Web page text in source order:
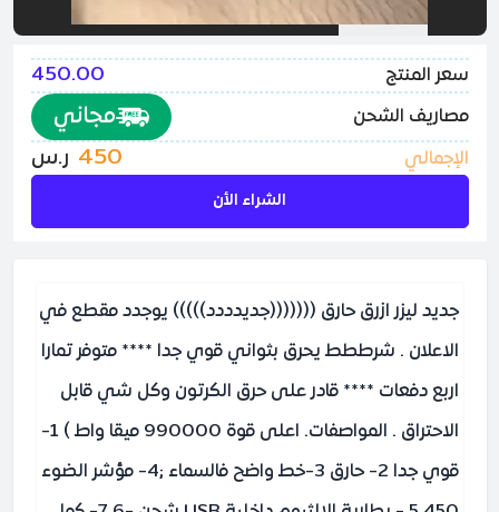
سعر المنتج 450.00
مصاريف الشحن مجاني
الإجمالي 450 ر.س
الشراء الأن
جديد ليزر ازرق حارق (((((((جديدددد))))) يوجدد مقطع في
الاعلان . شرططط يحرق بثواني قوي جدا **** متوفر تمارا
اربع دفعات **** قادر على حرق الكرتون وكل شي قابل
الاحتراق . المواصفات. اعلى قوة 990000 ميقا واط ) 1-
قوي جدا 2- حارق 3-خط واضح فالسماء ;4- مؤشر الضوء